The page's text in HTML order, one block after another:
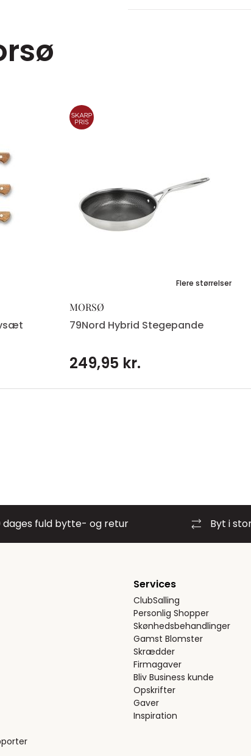
Flere størrelser
MORSØ
79Nord Hybrid Stegepande
249,95 kr.
dages fuld bytte- og retur Byt i
Services
ClubSalling
Personlig Shopper
Skønhedsbehandlinger
Gamst Blomster
Skrædder
Firmagaver
Bliv Business kunde
Opskrifter
Gaver
Inspiration